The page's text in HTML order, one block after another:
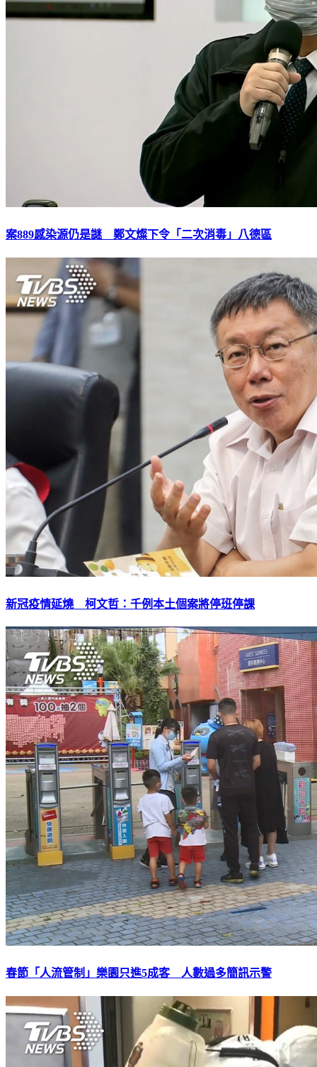
案889感染源仍是謎 鄭文燦下令「二次消毒」八德區
新冠疫情延燒 柯文哲：千例本土個案將停班停課
春節「人流管制」樂園只進5成客 人數過多簡訊示警